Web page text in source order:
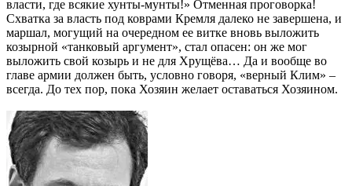
власти, где всякие хунты-мунты!» Отменная проговорка!
Схватка за власть под коврами Кремля далеко не завершена, и
маршал, могущий на очередном ее витке вновь выложить
козырной «танковый аргумент», стал опасен: он же мог
выложить свой козырь и не для Хрущёва… Да и вообще во
главе армии должен быть, условно говоря, «верный Клим» –
всегда. До тех пор, пока Хозяин желает оставаться Хозяином.